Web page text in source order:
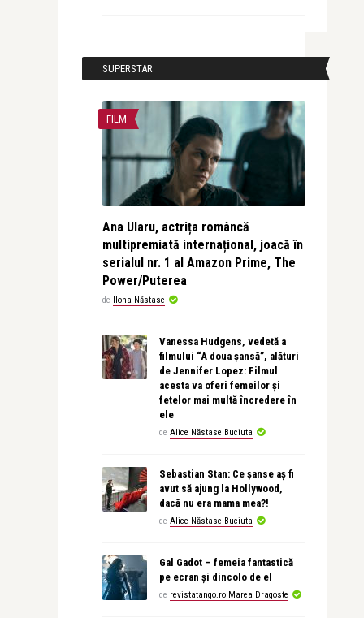
SUPERSTAR
FILM
Ana Ularu, actrița româncă
multipremiată internațional, joacă în
serialul nr. 1 al Amazon Prime, The
Power/Puterea
de Ilona Năstase
Vanessa Hudgens, vedetă a
filmului “A doua șansă”, alături
de Jennifer Lopez: Filmul
acesta va oferi femeilor și
fetelor mai multă încredere în
ele
de Alice Năstase Buciuta
Sebastian Stan: Ce șanse aș fi
avut să ajung la Hollywood,
dacă nu era mama mea?!
de Alice Năstase Buciuta
Gal Gadot – femeia fantastică
pe ecran și dincolo de el
de revistatango.ro Marea Dragoste